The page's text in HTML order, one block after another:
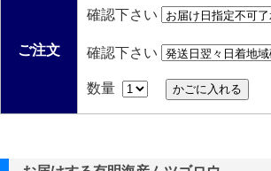
ご注文
確認下さい
確認下さい
数量